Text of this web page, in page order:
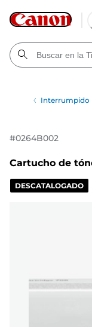
Interrumpido
#0264B002
Cartucho de
DESCATALOGADO